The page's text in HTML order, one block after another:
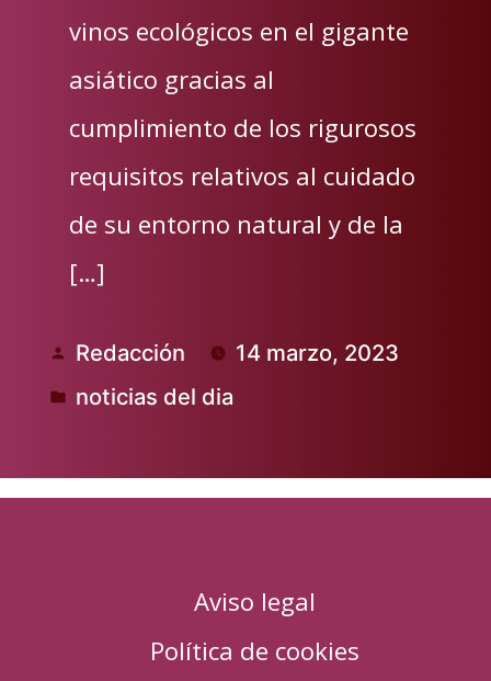
vinos ecológicos en el gigante
asiático gracias al
cumplimiento de los rigurosos
requisitos relativos al cuidado
de su entorno natural y de la
[…]
Publicado
por
Redacción 14 marzo, 2023
Publicado
noticias del dia
Aviso legal
Política de cookies